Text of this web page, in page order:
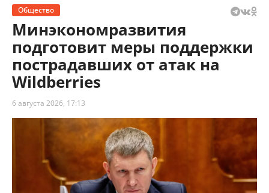
Общество
Минэкономразвития
подготовит меры поддержки
пострадавших от атак на
Wildberries
6 августа 2026, 17:13